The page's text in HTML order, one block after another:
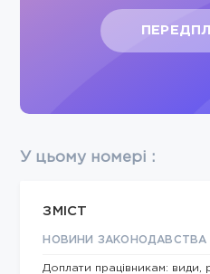
У цьому номері :
ЗМІСТ
Доплати працівникам: види,
НОВИНИ ЗАКОНОДАВСТВА